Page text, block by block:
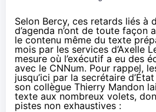
Selon Bercy, ces retards liés à
d’agenda n’ont de toute façon
le contenu même du texte
mois par les services d’Axelle
mesure où l’exécutif a eu des
avec le CNNum. Pour rappel,
jusqu’ici par la secrétaire
son collègue Thierry Mandon
texte aux nombreux volets,
pistes non exhaustives :